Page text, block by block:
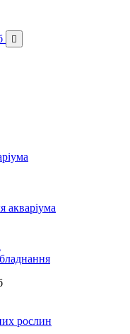

акваріума
рослин